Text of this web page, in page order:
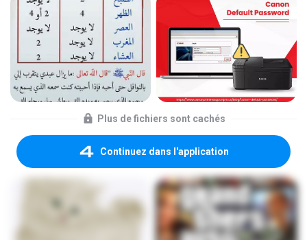
Plus de fichiers sont cachés
Continuez dans l'application